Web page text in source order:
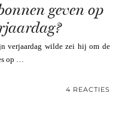
geven op
verjaardag wilde zei hij om de
op …
4 REACTIES